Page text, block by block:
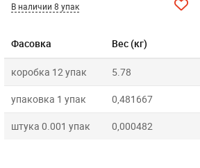
Фасовка Вес (кг)
коробка 12 упак 5.78
упаковка 1 упак 0,481667
штука 0.001 упак 0,000482
В наличии 8 упак